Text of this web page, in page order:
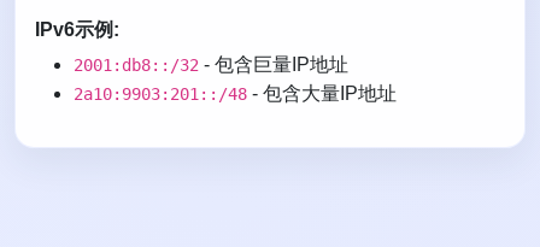
IPv6示例:
2001:db8::/32 - 包含巨量IP地址
2a10:9903:201::/48 - 包含大量IP地址